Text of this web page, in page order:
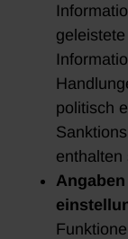
politisch
enthalten